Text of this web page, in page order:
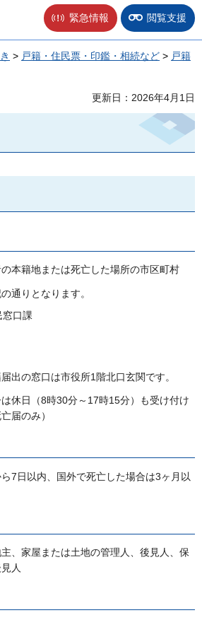
緊急情報 閲覧支援
> 戸籍・住民票・印鑑・相続など > 戸籍
更新日：2026年4月1日
本籍地または死亡した場所の市区町村
通りとなります。
窓口課
出の窓口は市役所1階北口玄関です。
休日（8時30分～17時15分）も受け付け
届のみ）
7日以内、国外で死亡した場合は3ヶ月以
、家屋または土地の管理人、後見人、保
人